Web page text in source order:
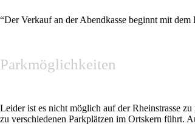
“Der Verkauf an der Abendkasse beginnt mit
Parkmöglichkeiten
Leider ist es nicht möglich auf der Rheinstrasse
zu verschiedenen Parkplätzen im Ortskern führt.